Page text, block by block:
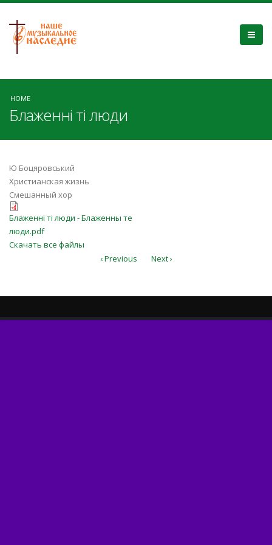
HOME
Блаженні ті люди
Ю Боцяровський
Христианская жизнь
Смешанный хор
Блаженні ті люди - Блаженны те
люди.pdf
Блаженні ті люди - Блаженны те
люди.pdf
Скачать все файлы
‹ Previous
Next ›